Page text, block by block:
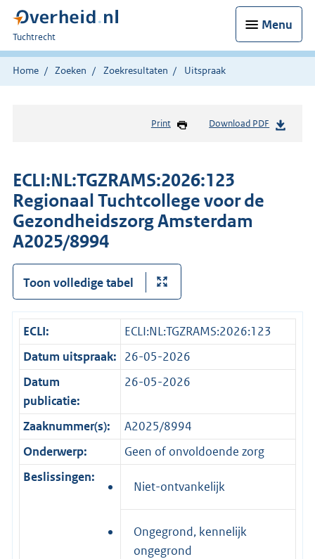
Menu
U
bent
hier:
Tuchtrecht
Home Zoeken Zoekresultaten Uitspraak
Print Download PDF
ECLI:NL:TGZRAMS:2026:123
Regionaal Tuchtcollege voor de
Gezondheidszorg Amsterdam
A2025/8994
Toon volledige tabel
ECLI:
ECLI:NL:TGZRAMS:2026:123
Datum uitspraak: 26-05-2026
Datum
publicatie:
26-05-2026
Zaaknummer(s):
A2025/8994
Onderwerp:
Geen of onvoldoende zorg
Beslissingen:
Niet-ontvankelijk
Ongegrond, kennelijk
ongegrond